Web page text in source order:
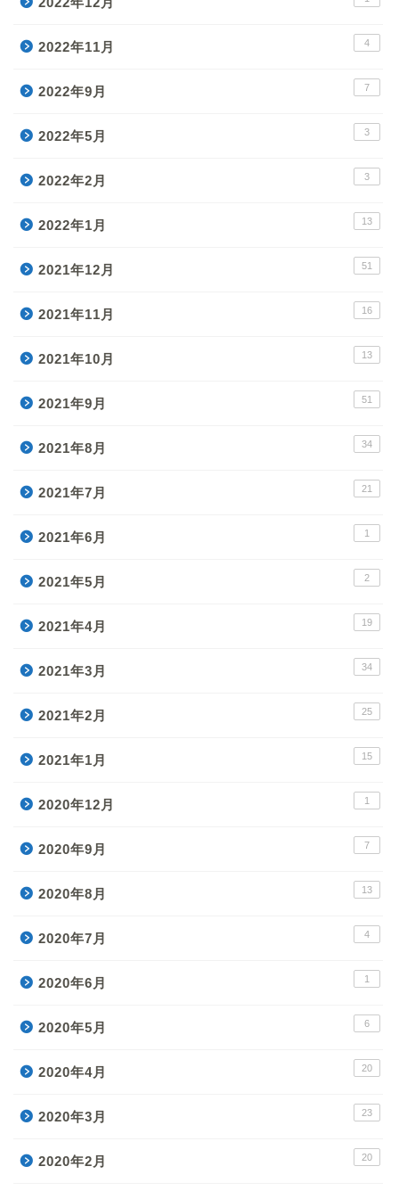
2022年11月 4
2022年9月 7
2022年5月 3
2022年2月 3
2022年1月 13
2021年12月 51
2021年11月 16
2021年10月 13
2021年9月 51
2021年8月 34
2021年7月 21
2021年6月 1
2021年5月 2
2021年4月 19
2021年3月 34
2021年2月 25
2021年1月 15
2020年12月 1
2020年9月 7
2020年8月 13
2020年7月 4
2020年6月 1
2020年5月 6
2020年4月 20
2020年3月 23
2020年2月 20